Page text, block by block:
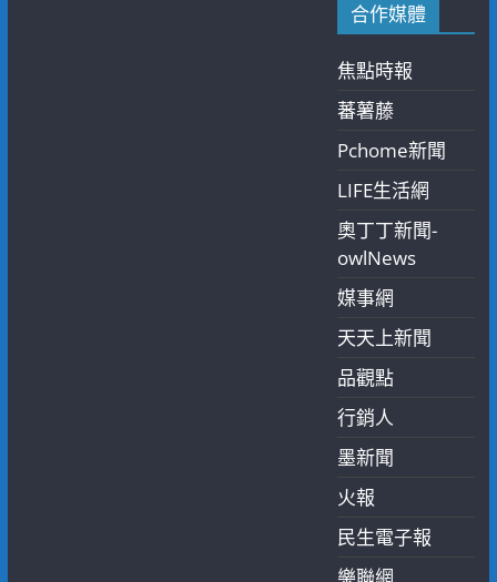
合作媒體
焦點時報
蕃薯藤
Pchome新聞
LIFE生活網
奧丁丁新聞-
owlNews
媒事網
天天上新聞
品觀點
行銷人
墨新聞
火報
民生電子報